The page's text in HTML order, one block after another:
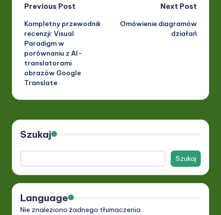
Post
navigation
Previous Post
Kompletny przewodnik
recenzji: Visual
Paradigm w
porównaniu z AI-
translatorami
obrazów Google
Translate
Next Post
Omówienie diagramów
działań
Szukaj
Szukaj
Language
Nie znaleziono żadnego tłumaczenia